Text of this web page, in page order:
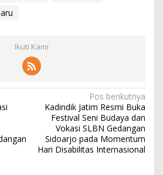
Ikuti Kami
Pos berikutnya
Kadindik Jatim Resmi Buka
Festival Seni Budaya dan
Vokasi SLBN Gedangan
Sidoarjo pada Momentum
Hari Disabilitas Internasional